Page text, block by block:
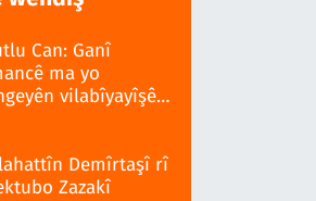
Can: Ganî
ma yo
vilabîyayîşê
Demîrtaşî rî
Zazakî